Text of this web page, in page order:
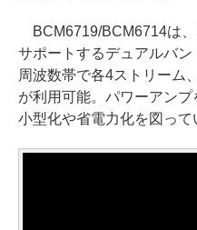
BCM6719/BCM6714は
サポートするデュアルバ
周波数帯で各4ストリーム
が利用可能。パワーアン
小型化や省電力化を図って